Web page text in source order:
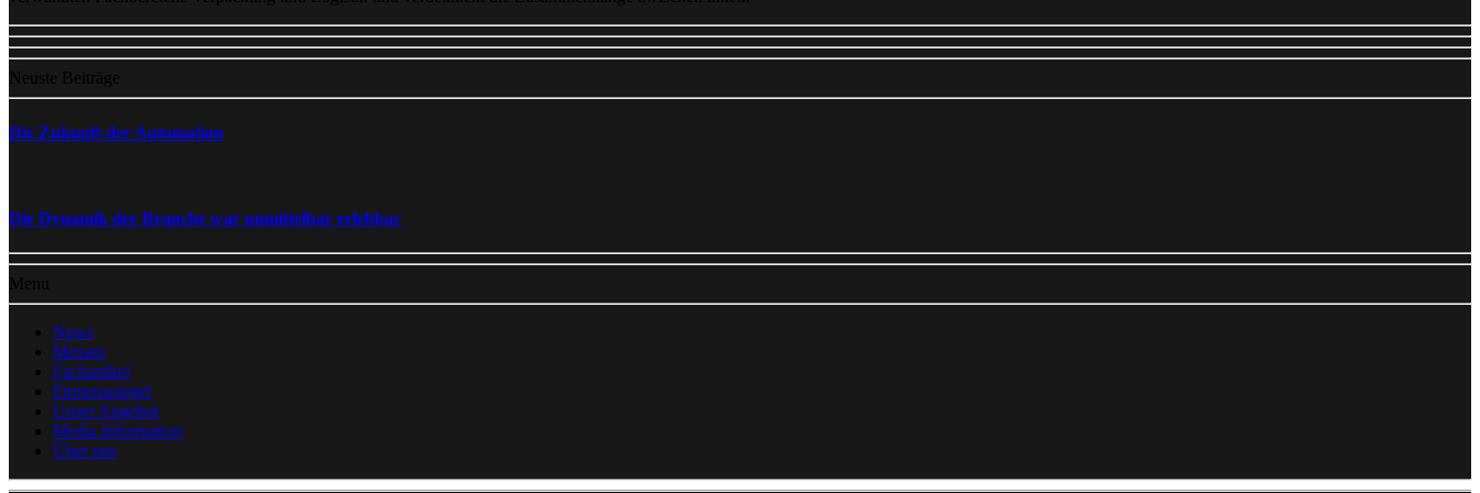
Neuste Beiträge
Die Zukunft der Automation
Die Dynamik der Branche war unmittelbar erlebbar
Menu
News
Messen
Fachartikel
Firmenspiegel
Unser Angebot
Media Information
Über uns